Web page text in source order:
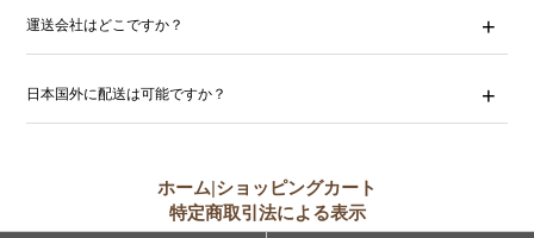
運送会社はどこですか？
日本国外に配送は可能ですか？
ホーム|ショッピングカート
特定商取引法による表示